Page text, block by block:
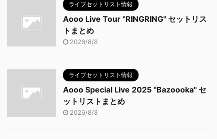
ライブセットリスト情報
Aooo Live Tour "RINGRING" セットリス
トまとめ
2026/8/8
ライブセットリスト情報
Aooo Special Live 2025 "Bazoooka" セ
ットリストまとめ
2026/8/8